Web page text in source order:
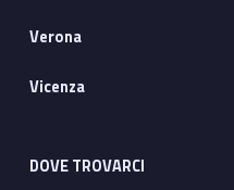
Verona
Vicenza
DOVE TROVARCI